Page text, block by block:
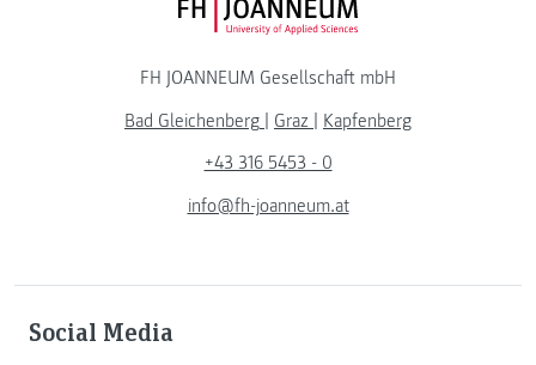
FH JOANNEUM Logo
FH JOANNEUM Gesellschaft mbH
Bad Gleichenberg | Graz | Kapfenberg
+43 316 5453 - 0
info@fh-joanneum.at
Social Media